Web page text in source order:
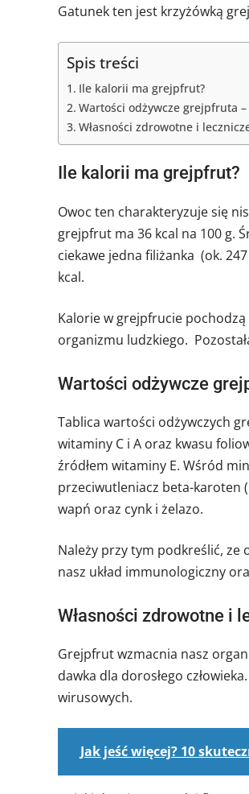
Gatunek ten jest krzyżówką
Spis treści
Ile kalorii ma grejpfrut?
Wartości odżywcze grejpfruta –
Własności zdrowotne i
Ile kalorii ma grejpfrut?
Owoc ten charakteryzuje się
grejpfrut ma 36 kcal na 100 g.
ciekawe jedna filiżanka (ok.
kcal.
Kalorie w grejpfrucie
organizmu ludzkiego.
Wartości odżywcze
Tablica wartości odżywczych
witaminy C i A oraz kwasu
źródłem witaminy E. Wśród
przeciwutleniacz beta-karoten
wapń oraz cynk i żelazo.
Należy przy tym podkreślić, ze
nasz układ immunologiczny
Własności zdrowotne i
Grejpfrut wzmacnia nasz
dawka dla dorosłego
wirusowych.
Jak jeść więcej? 10